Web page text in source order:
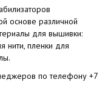
основе различной
для вышивки:
нити, пленки для
по телефону +7